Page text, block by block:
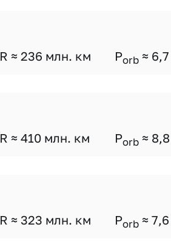
R ≈ 236 млн. км Porb ≈ 6,7
R ≈ 410 млн. км Porb ≈ 8,8
R ≈ 323 млн. км Porb ≈ 7,6